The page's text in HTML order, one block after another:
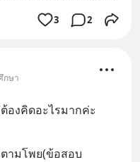
3 2
กษา
องคิดอะไรมากค่ะ
ามโพย(ข้อสอบ